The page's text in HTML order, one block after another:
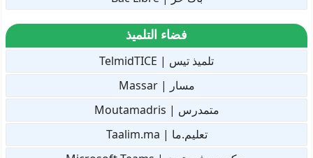
فضاء التلميذ
تلميذ تيس | TelmidTICE
مسار | Massar
متمدرس | Moutamadris
تعليم.ما | Taalim.ma